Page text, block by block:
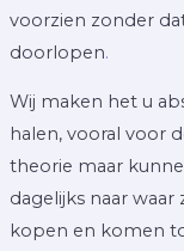
voorzien zonder
doorlopen.
Wij maken het u
halen, vooral voor
theorie maar
dagelijks naar
kopen en komen